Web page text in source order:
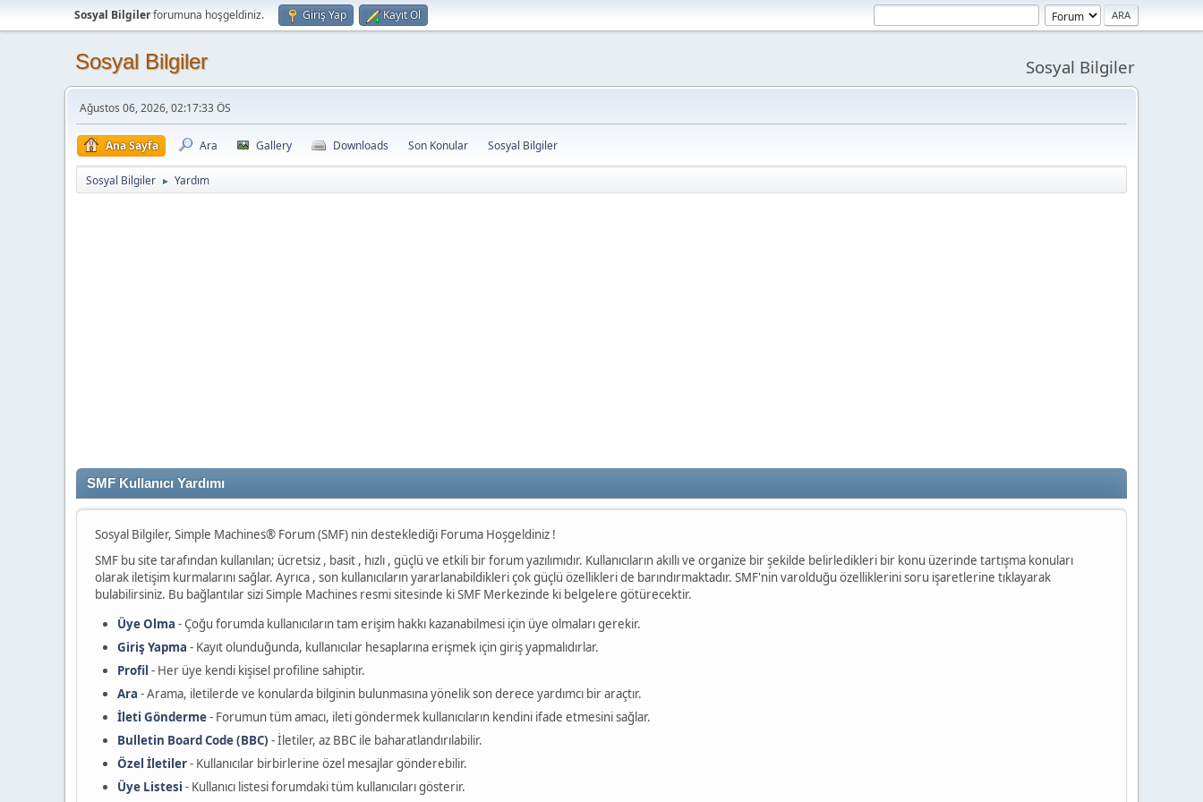
Sosyal Bilgilerforumuna hoşgeldiniz. Giriş Yap Kayıt Ol
Sosyal Bilgiler Sosyal Bilgiler
Ağustos 06, 2026, 02:17:33 ÖS
Ana Sayfa Ara Gallery Downloads Son Konular Sosyal Bilgiler
Sosyal Bilgiler ► Yardım
SMF Kullanıcı Yardımı
Sosyal Bilgiler, Simple Machines® Forum (SMF) nin desteklediği Foruma Hoşgeldiniz !
SMF bu site tarafından kullanılan; ücretsiz , basit , hızlı , güçlü ve etkili bir forum yazılımıdır. Kullanıcıların akıllı ve organize bir şekilde belirledikleri bir konu üzerinde tartışma konuları
olarak iletişim kurmalarını sağlar. Ayrıca , son kullanıcıların yararlanabildikleri çok güçlü özellikleri de barındırmaktadır. SMF'nin varolduğu özelliklerini soru işaretlerine tıklayarak
bulabilirsiniz. Bu bağlantılar sizi Simple Machines resmi sitesinde ki SMF Merkezinde ki belgelere götürecektir.
Üye Olma - Çoğu forumda kullanıcıların tam erişim hakkı kazanabilmesi için üye olmaları gerekir.
Giriş Yapma - Kayıt olunduğunda, kullanıcılar hesaplarına erişmek için giriş yapmalıdırlar.
Profil - Her üye kendi kişisel profiline sahiptir.
Ara - Arama, iletilerde ve konularda bilginin bulunmasına yönelik son derece yardımcı bir araçtır.
İleti Gönderme- Forumun tüm amacı, ileti göndermek kullanıcıların kendini ifade etmesini sağlar.
Bulletin Board Code (BBC) - İletiler, az BBC ile baharatlandırılabilir.
Özel İletiler- Kullanıcılar birbirlerine özel mesajlar gönderebilir.
Üye Listesi - Kullanıcı listesi forumdaki tüm kullanıcıları gösterir.